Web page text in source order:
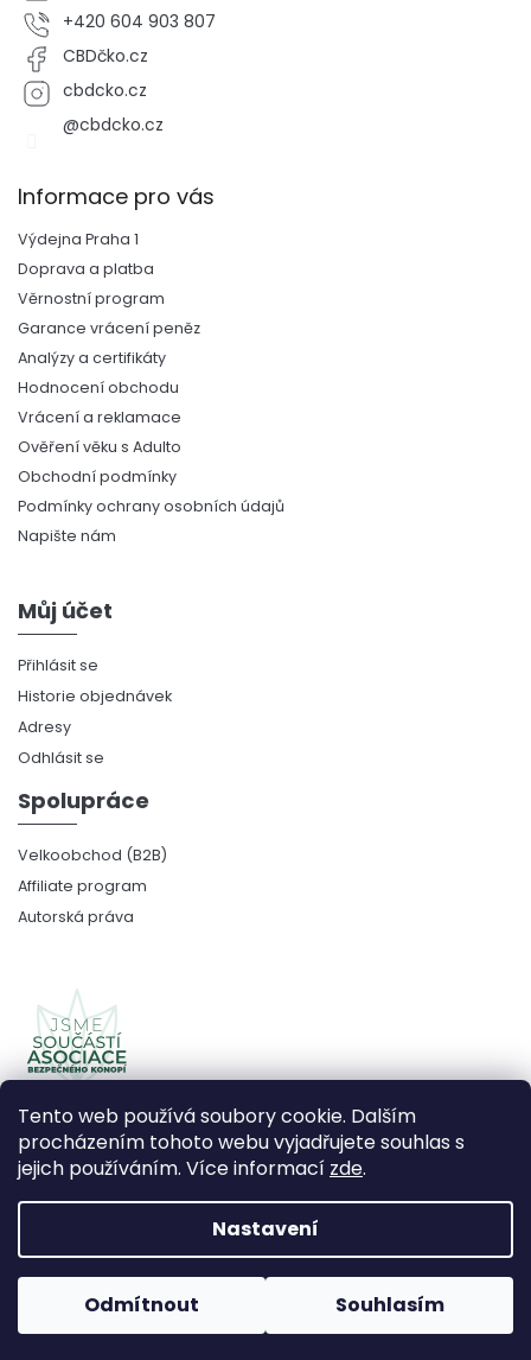
Tento web používá soubory cookie. Dalším
procházením tohoto webu vyjadřujete souhlas s
jejich používáním. Více informací zde.
Nastavení
Odmítnout Souhlasím
+420 604 903 807
CBDčko.cz
cbdcko.cz
@cbdcko.cz
Informace pro vás
Výdejna Praha 1
Doprava a platba
Věrnostní program
Garance vrácení peněz
Analýzy a certifikáty
Hodnocení obchodu
Vrácení a reklamace
Ověření věku s Adulto
Obchodní podmínky
Podmínky ochrany osobních údajů
Napište nám
Můj účet
Přihlásit se
Historie objednávek
Adresy
Odhlásit se
Spolupráce
Velkoobchod (B2B)
Affiliate program
Autorská práva
Vytvořil Shoptet Premium
Používámeověření věku Adulto Grafický návrh vytvořil a